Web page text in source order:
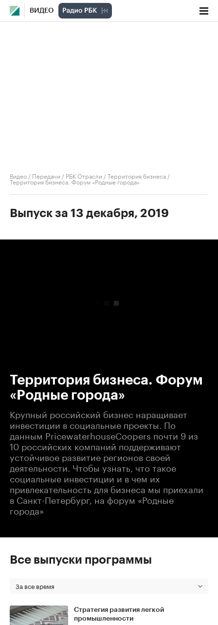
ВИДЕО
Видео / Передачи / РБК Отрасли / Территория бизнеса /
Территория бизнеса. Форум «Родные города»
Выпуск за 13 декабря, 2019
Территория бизнеса. Форум
«Родные города»
Крупный российский бизнес наращивает
инвестиции в социальные проекты. По
данным PricewaterhouseCoopers почти 9 из
10 российских компаний поддерживают
устойчивое развитие регионов своей
деятельности. Чтобы узнать, что такое
социальные инвестиции и в чем их
привлекательность для бизнеса мы приехали
в Санкт-Петербург, на форум «Родные
города»
Все выпуски программы
За все время
Стратегия развития легкой
промышленности